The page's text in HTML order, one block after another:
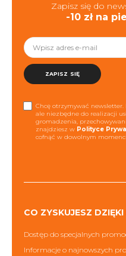
Zapisz się do
-10 zł na
ZAPISZ SIĘ
Chcę otrzymywać
ale niezbędne do realizacji
gromadzenia,
znajdziesz w Polityce
cofnąć w dowolnym
CO ZYSKUJESZ
Dostęp do specjalnych
Informacje o najnowszych